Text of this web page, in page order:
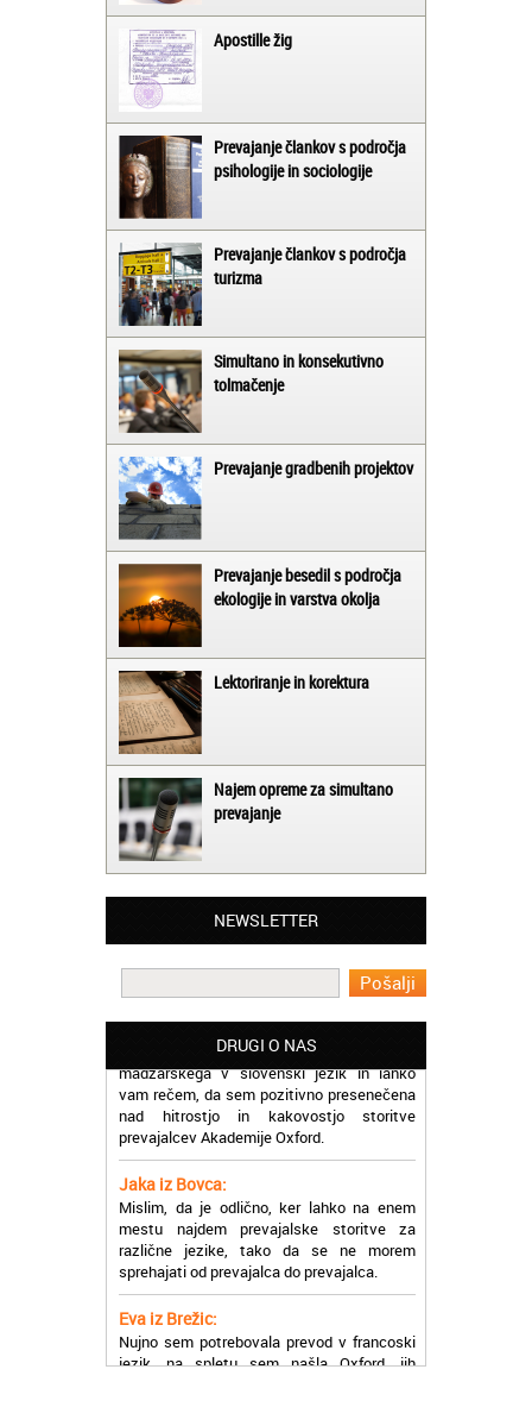
Apostille žig
Prevajanje člankov s področja
psihologije in sociologije
Prevajanje člankov s področja
turizma
Simultano in konsekutivno
tolmačenje
Prevajanje gradbenih projektov
Prevajanje besedil s področja
ekologije in varstva okolja
Lektoriranje in korektura
Najem opreme za simultano
prevajanje
NEWSLETTER
DRUGI O NAS
Matjaž iz Ajdovščine:
prevajalske storitve opravljajo hitro in
učinkoviti.
Martina iz Bleda:
Potrebovala sem prevajanje iz
madžarskega v slovenski jezik in lahko
nad hitrostjo in kakovostjo storitve
prevajalcev Akademije Oxford.
Jaka iz Bovca:
Mislim, da je odlično, ker lahko na enem
mestu najdem prevajalske storitve za
različne jezike, tako da se ne morem
sprehajati od prevajalca do prevajalca.
Eva iz Brežic:
Nujno sem potrebovala prevod v francoski
jezik, na spletu sem našla Oxford, jih
poklicala in v roku nekaj ur sem po